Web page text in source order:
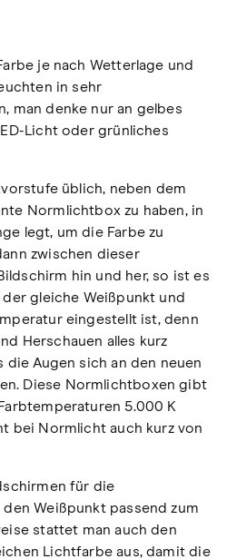
je nach Wetterlage und
in sehr
man denke nur an gelbes
Licht oder grünliches
üblich, neben dem
Normlichtbox zu haben, in
legt, um die Farbe zu
zwischen dieser
hin und her, so ist es
gleiche Weißpunkt und
eingestellt ist, denn
Herschauen alles kurz
Augen sich an den neuen
Diese Normlichtboxen gibt
5.000 K
bei Normlicht auch kurz von
für die
Weißpunkt passend zum
stattet man auch den
Lichtfarbe aus, damit die